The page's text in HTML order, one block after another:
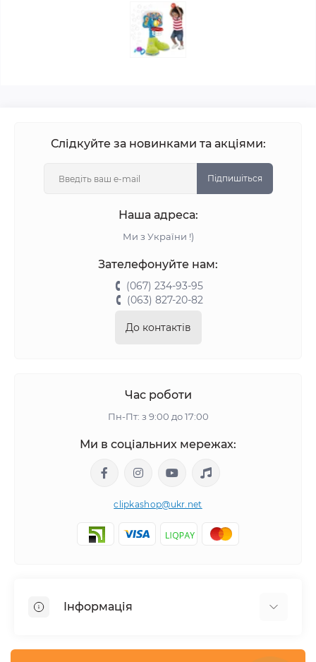
Слідкуйте за новинками та акціями:
Підпишіться
Наша адреса:
Ми з України !)
Зателефонуйте нам:
(067) 234-93-95
(063) 827-20-82
До контактів
Час роботи
Пн-Пт: з 9:00 до 17:00
Ми в соціальних мережах:
clipkashop@ukr.net
Інформація